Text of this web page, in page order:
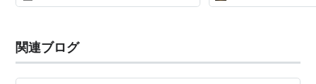
関連ブログ